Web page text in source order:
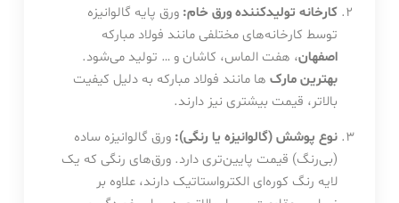
کارخانه تولیدکننده ورق خام:ورق پایه گالوانیزه
توسط کارخانه‌های مختلفی مانند فولاد مبارکه
اصفهان، هفت الماس، کاشان و … تولید می‌شود.
بهترین مارکها مانند فولاد مبارکه به دلیل کیفیت
بالاتر، قیمت بیشتری نیز دارند.
نوع پوشش (گالوانیزه یا رنگی):ورق گالوانیزه ساده
(بی‌رنگ) قیمت پایین‌تری دارد. ورق‌های رنگی که یک
لایه رنگ کوره‌ای الکترواستاتیک دارند، علاوه بر